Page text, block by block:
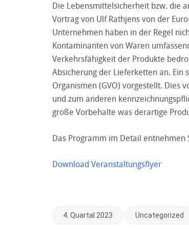
Die Lebensmittelsicherheit bzw. die
Vortrag von Ulf Rathjens von der
Unternehmen haben in der Regel
Kontaminanten von Waren
Verkehrsfähigkeit der Produkte
Absicherung der Lieferketten an. Ein
Organismen (GVO) vorgestellt. Dies
und zum anderen
große Vorbehalte was derartige
Das Programm im Detail
Download Veranstaltungsflyer
4. Quartal 2023 Uncategorized